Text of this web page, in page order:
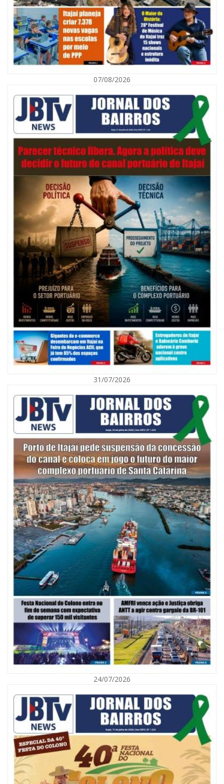
Navegantes celebra 64 anos com shows nacionais de Ferrugem, Banda
Morada e Chiquito & Bordoneio
ITAJAÍ
07/08/2026 | 07:00
Nem toda violência deixa marcas: conheça os sinais de alerta da
BALNEÁRIO CAMBORIÚ
07/08/2026 | 07:00
Saúde de BC promove mutirão de DIU e Implanon na UBS Municípios
neste sábado
POLÍTICA
07/08/2026
31/07/2026
24/07/2026